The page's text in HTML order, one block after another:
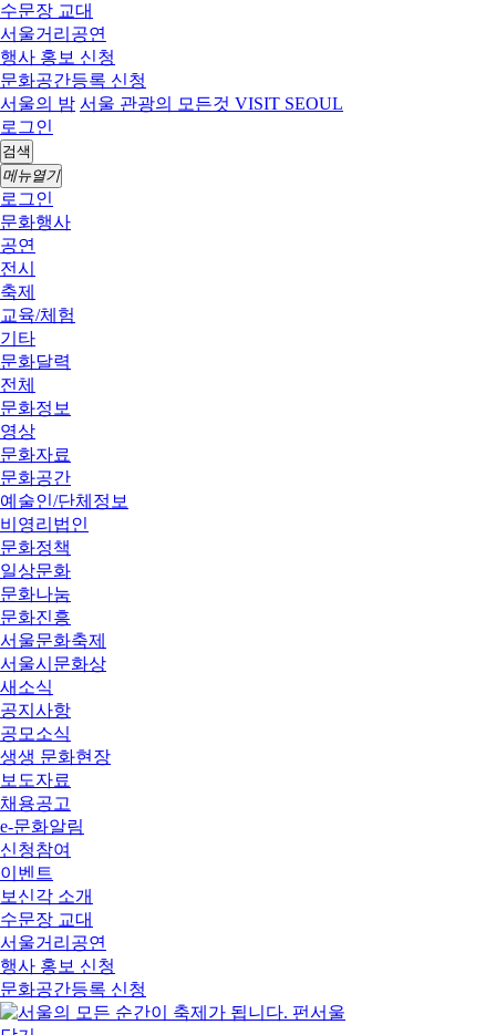
수문장 교대
서울거리공연
행사 홍보 신청
문화공간등록 신청
서울의 밤 서울 관광의 모든것 VISIT SEOUL
로그인
검색
메뉴열기
로그인
문화행사
공연
전시
축제
교육/체험
기타
문화달력
전체
문화정보
영상
문화자료
문화공간
예술인/단체정보
비영리법인
문화정책
일상문화
문화나눔
문화진흥
서울문화축제
서울시문화상
새소식
공지사항
공모소식
생생 문화현장
보도자료
채용공고
e-문화알림
신청참여
이벤트
보신각 소개
수문장 교대
서울거리공연
행사 홍보 신청
문화공간등록 신청